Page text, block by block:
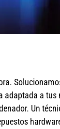
a tus
Un